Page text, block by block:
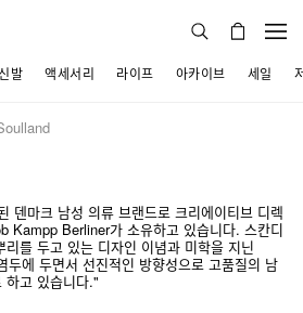
신발 액세서리 라이프 아카이브 세일
덴마크 남성 의류 브랜드로 크리에이티브 디렉
Kampp Berliner가 소유하고 있습니다. 스칸디
를 두고 있는 디자인 이념과 미학을 지닌
에 두면서 선진적인 방향성으로 고품질의 남
하고 있습니다."